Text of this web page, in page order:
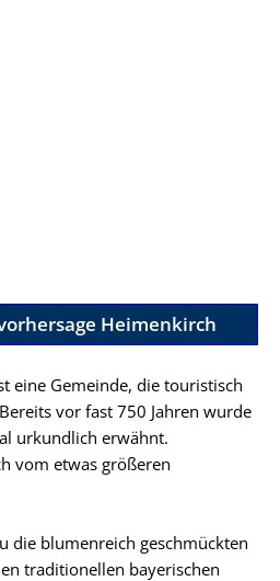
Heimenkirch
eine Gemeinde, die touristisch
vor fast 750 Jahren wurde
urkundlich erwähnt.
vom etwas größeren
die blumenreich geschmückten
traditionellen bayerischen